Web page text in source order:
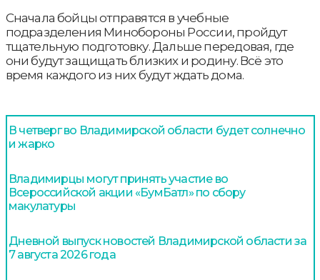
Сначала бойцы отправятся в учебные
подразделения Минобороны России, пройдут
тщательную подготовку. Дальше передовая, где
они будут защищать близких и родину. Всё это
время каждого из них будут ждать дома.
В четверг во Владимирской области будет солнечно
и жарко
Владимирцы могут принять участие во
Всероссийской акции «БумБатл» по сбору
макулатуры
Дневной выпуск новостей Владимирской области за
7 августа 2026 года